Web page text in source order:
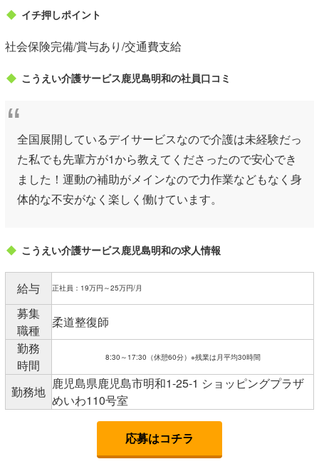
イチ押しポイント
社会保険完備/賞与あり/交通費支給
こうえい介護サービス鹿児島明和の社員口コミ
全国展開しているデイサービスなので介護は未経験だっ
た私でも先輩方が1から教えてくださったので安心でき
ました！運動の補助がメインなので力作業などもなく身
体的な不安がなく楽しく働けています。
こうえい介護サービス鹿児島明和の求人情報
給与 正社員：19万円～25万円/月
募集
職種
柔道整復師
勤務
時間
8:30～17:30（休憩60分）※残業は月平均30時間
勤務地
鹿児島県鹿児島市明和1-25-1 ショッピングプラザ
めいわ110号室
応募はコチラ